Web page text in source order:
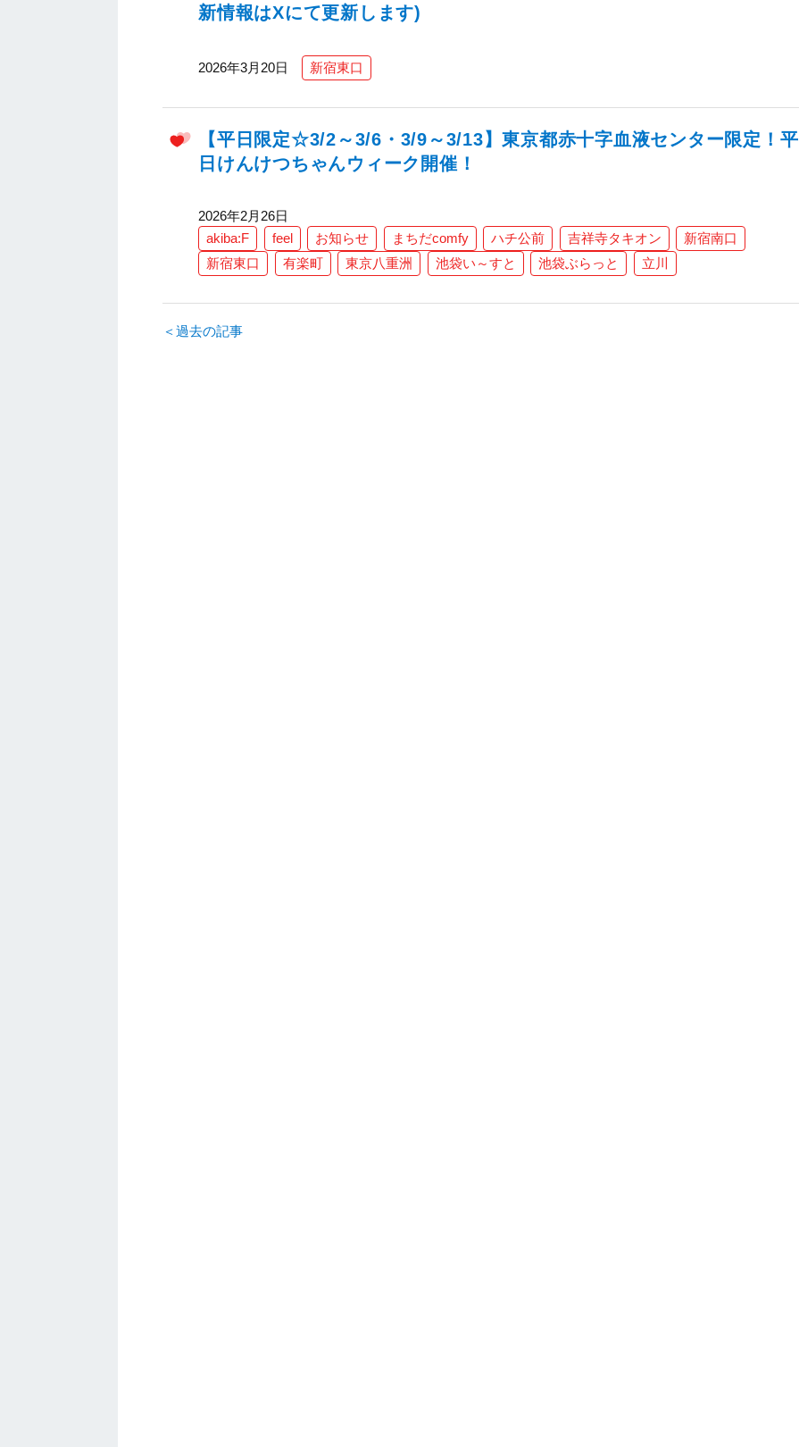
新情報はXにて更新します)
2026年3月20日 新宿東口
【平日限定☆3/2～3/6・3/9～3/13】東京都赤十字血液センター限定！平
日けんけつちゃんウィーク開催！
2026年2月26日
akiba:F
feel お知らせ まちだcomfy ハチ公前 吉祥寺タキオン
新宿南口
新宿東口
有楽町 東京八重洲 池袋い～すと 池袋ぶらっと 立川
＜過去の記事